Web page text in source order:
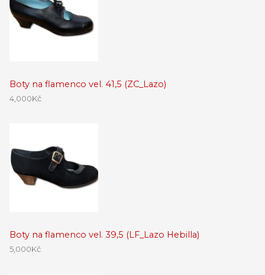
Boty na flamenco vel. 41,5 (ZC_Lazo)
4,000Kč
Boty na flamenco vel. 39,5 (LF_Lazo Hebilla)
5,000Kč